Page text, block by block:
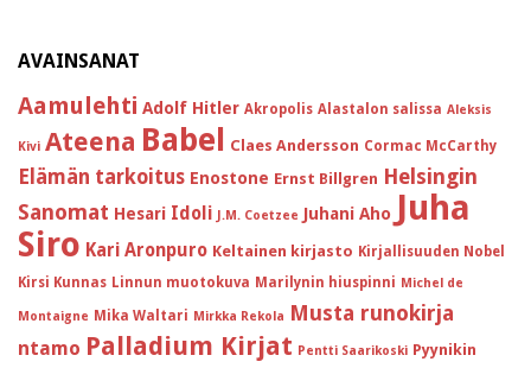
AVAINSANAT
Aamulehti Adolf Hitler Akropolis Alastalon salissa Aleksis
Kivi Ateena Babel Claes Andersson Cormac McCarthy
Elämän tarkoitus Enostone Ernst Billgren Helsingin
Sanomat Hesari Idoli J.M. Coetzee Juhani Aho Juha
Siro Kari Aronpuro Keltainen kirjasto Kirjallisuuden Nobel
Kirsi Kunnas Linnun muotokuva Marilynin hiuspinni Michel de
Montaigne Mika Waltari Mirkka Rekola Musta runokirja
ntamo Palladium Kirjat Pentti Saarikoski Pyynikin